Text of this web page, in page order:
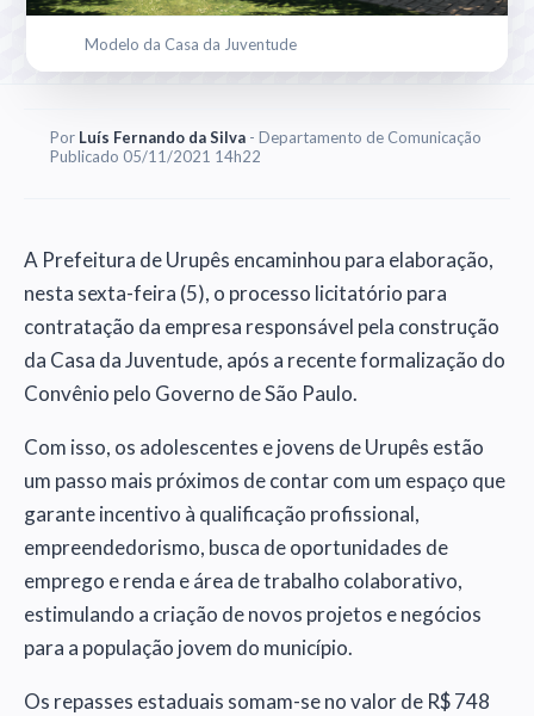
Modelo da Casa da Juventude
Por Luís Fernando da Silva- Departamento de Comunicação
Publicado 05/11/2021 14h22
A Prefeitura de Urupês encaminhou para elaboração,
nesta sexta-feira (5), o processo licitatório para
contratação da empresa responsável pela construção
da Casa da Juventude, após a recente formalização do
Convênio pelo Governo de São Paulo.
Com isso, os adolescentes e jovens de Urupês estão
um passo mais próximos de contar com um espaço que
garante incentivo à qualificação profissional,
empreendedorismo, busca de oportunidades de
emprego e renda e área de trabalho colaborativo,
estimulando a criação de novos projetos e negócios
para a população jovem do município.
Os repasses estaduais somam-se no valor de R$ 748